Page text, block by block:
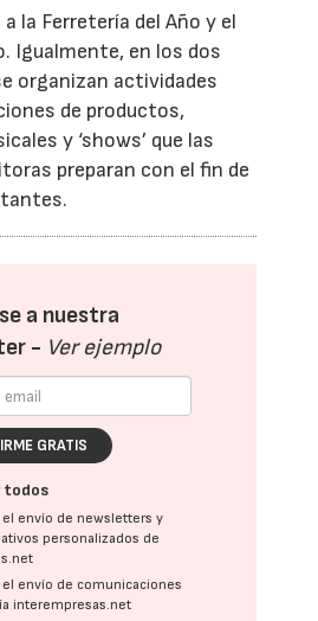
la Ferretería del Año y el
Igualmente, en los dos
organizan actividades
de productos,
y ‘shows’ que las
preparan con el fin de
a nuestra
- Ver ejemplo
GRATIS
todos
envío de newsletters y
personalizados de
envío de comunicaciones
interempresas.net